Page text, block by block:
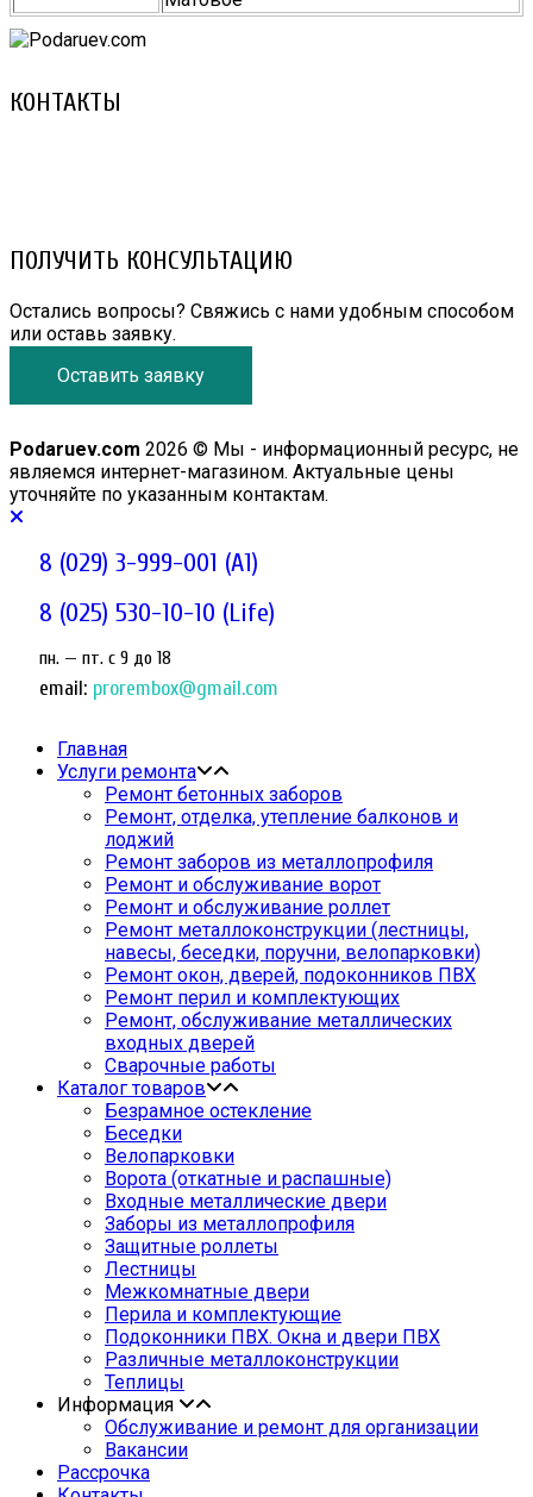
КОНТАКТЫ
ПОЛУЧИТЬ КОНСУЛЬТАЦИЮ
Остались вопросы? Свяжись с нами удобным способом
или оставь заявку.
Оставить заявку
Podaruev.com 2026 © Мы - информационный ресурс, не
являемся интернет-магазином. Актуальные цены
уточняйте по указанным контактам.
8 (029) 3-999-001 (A1)
8 (025) 530-10-10 (Life)
пн. — пт. c 9 до 18
email: prorembox@gmail.com
Главная
Услуги ремонта
Ремонт бетонных заборов
Ремонт, отделка, утепление балконов и
лоджий
Ремонт заборов из металлопрофиля
Ремонт и обслуживание ворот
Ремонт и обслуживание роллет
Ремонт металлоконструкции (лестницы,
навесы, беседки, поручни, велопарковки)
Ремонт окон, дверей, подоконников ПВХ
Ремонт перил и комплектующих
Ремонт, обслуживание металлических
входных дверей
Сварочные работы
Каталог товаров
Безрамное остекление
Беседки
Велопарковки
Ворота (откатные и распашные)
Входные металлические двери
Заборы из металлопрофиля
Защитные роллеты
Лестницы
Межкомнатные двери
Перила и комплектующие
Подоконники ПВХ. Окна и двери ПВХ
Различные металлоконструкции
Теплицы
Информация
Обслуживание и ремонт для организации
Вакансии
Рассрочка